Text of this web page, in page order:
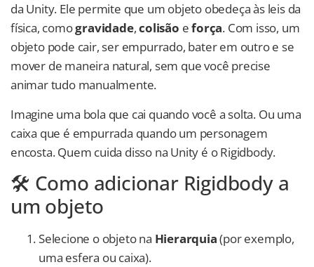
da Unity. Ele permite que um objeto obedeça às leis da
física, comogravidade,colisão eforça. Com isso, um
objeto pode cair, ser empurrado, bater em outro e se
mover de maneira natural, sem que você precise
animar tudo manualmente.
Imagine uma bola que cai quando você a solta. Ou uma
caixa que é empurrada quando um personagem
encosta. Quem cuida disso na Unity é o Rigidbody.
🛠️ Como adicionar Rigidbody a
um objeto
Selecione o objeto na Hierarquia(por exemplo,
uma esfera ou caixa).